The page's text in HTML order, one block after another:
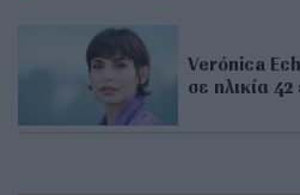
Verónica
σε ηλικία